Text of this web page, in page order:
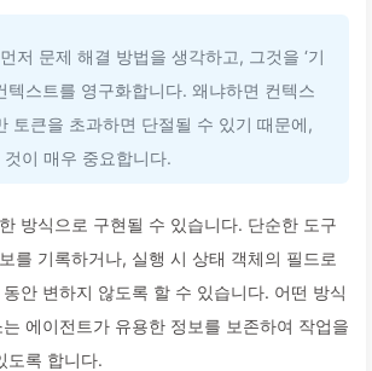
저 문제 해결 방법을 생각하고, 그것을 ‘기
텍스트를 영구화합니다. 왜냐하면 컨텍스
토큰을 초과하면 단절될 수 있기 때문에,
이 매우 중요합니다.
방식으로 구현될 수 있습니다. 단순한 도구
를 기록하거나, 실행 시 상태 객체의 필드로
안 변하지 않도록 할 수 있습니다. 어떤 방식
에이전트가 유용한 정보를 보존하여 작업을
도록 합니다.